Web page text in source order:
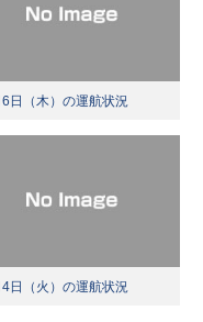
日（木）の運航状況
日（火）の運航状況